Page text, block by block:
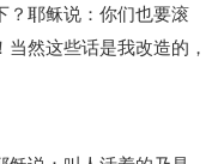
？耶稣说：你们也要滚
然这些话是我改造的，